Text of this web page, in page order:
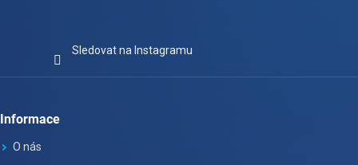
Sledovat na Instagramu
Informace
O nás